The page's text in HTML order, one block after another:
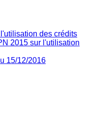
des crédits
2015 sur l'utilisation
15/12/2016